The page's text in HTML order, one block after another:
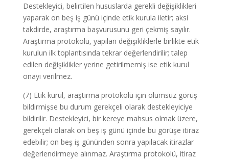
Destekleyici, belirtilen hususlarda gerekli değişiklikleri
yaparak on beş iş günü içinde etik kurula iletir; aksi
takdirde, araştırma başvurusunu geri çekmiş sayılır.
Araştırma protokolü, yapılan değişikliklerle birlikte etik
kurulun ilk toplantısında tekrar değerlendirilir; talep
edilen değişiklikler yerine getirilmemiş ise etik kurul
onayı verilmez.
(7) Etik kurul, araştırma protokolü için olumsuz görüş
bildirmişse bu durum gerekçeli olarak destekleyiciye
bildirilir. Destekleyici, bir kereye mahsus olmak üzere,
gerekçeli olarak on beş iş günü içinde bu görüşe itiraz
edebilir; on beş iş gününden sonra yapılacak itirazlar
değerlendirmeye alınmaz. Araştırma protokolü, itiraz